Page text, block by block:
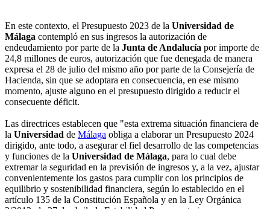
En este contexto, el Presupuesto 2023 de la Universidad de
Málaga contempló en sus ingresos la autorización de
endeudamiento por parte de la Junta de Andalucía por importe de
24,8 millones de euros, autorización que fue denegada de manera
expresa el 28 de julio del mismo año por parte de la Consejería de
Hacienda, sin que se adoptara en consecuencia, en ese mismo
momento, ajuste alguno en el presupuesto dirigido a reducir el
consecuente déficit.
Las directrices establecen que "esta extrema situación financiera de
la Universidad de Málaga obliga a elaborar un Presupuesto 2024
dirigido, ante todo, a asegurar el fiel desarrollo de las competencias
y funciones de la Universidad de Málaga, para lo cual debe
extremar la seguridad en la previsión de ingresos y, a la vez, ajustar
convenientemente los gastos para cumplir con los principios de
equilibrio y sostenibilidad financiera, según lo establecido en el
artículo 135 de la Constitución Española y en la Ley Orgánica